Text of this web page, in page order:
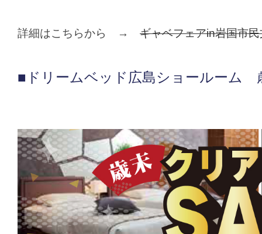
詳細はこちらから → ギャベフェアin岩国市
■ドリームベッド広島ショールーム